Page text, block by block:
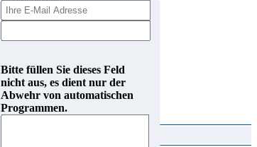
Bitte füllen Sie dieses Feld
nicht aus, es dient nur der
Abwehr von automatischen
Programmen.